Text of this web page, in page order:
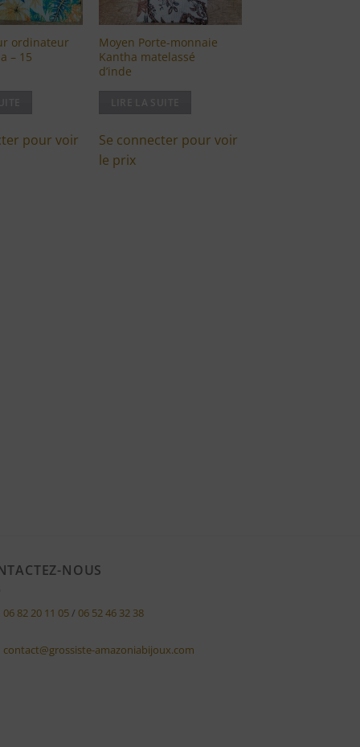
ordinateur
– 15
pour voir
Moyen Porte-monnaie
Kantha matelassé
d’inde
Se connecter pour voir
le prix
NOUS
06 82 20 11 05/ 06 52 46 32 38
contact@grossiste-amazoniabijoux.com